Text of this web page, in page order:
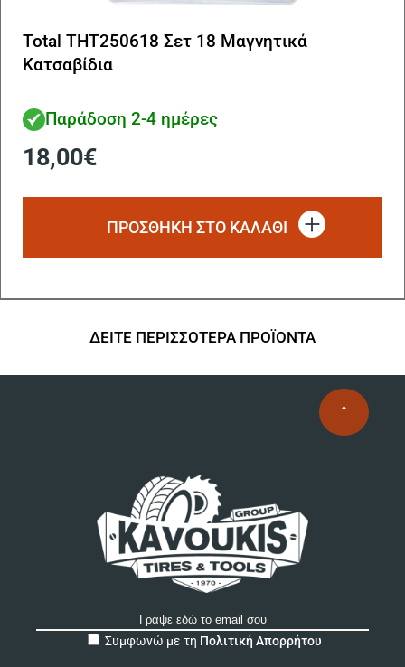
Total THT250618 Σετ 18 Μαγνητικά
Κατσαβίδια
Παράδοση 2-4 ημέρες
18,00€
ΠΡΟΣΘΗΚΗ ΣΤΟ ΚΑΛΑΘΙ
ΔΕΙΤΕ ΠΕΡΙΣΣΟΤΕΡΑ ΠΡΟΪΟΝΤΑ
↑
Συμφωνώ με τη Πολιτική Απορρήτου